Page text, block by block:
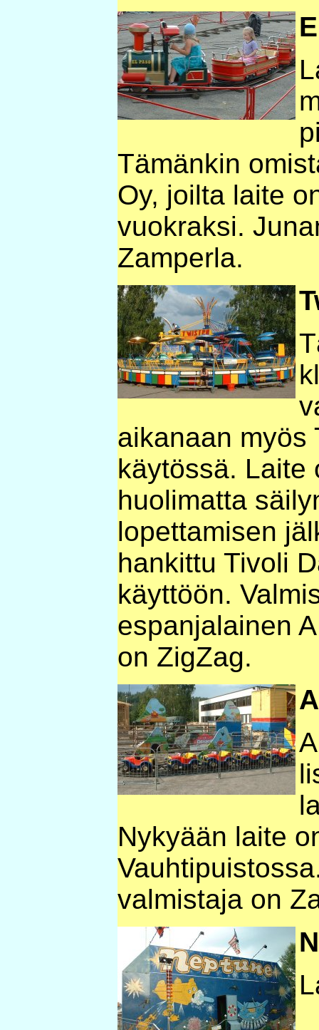
Tämänkin
Oy, joilta laite
vuokraksi.
Zamperla.
aikanaan myös
käytössä. Laite
huolimatta
lopettamisen
hankittu Tivoli
käyttöön.
espanjalainen
on ZigZag.
Nykyään laite
valmistaja on